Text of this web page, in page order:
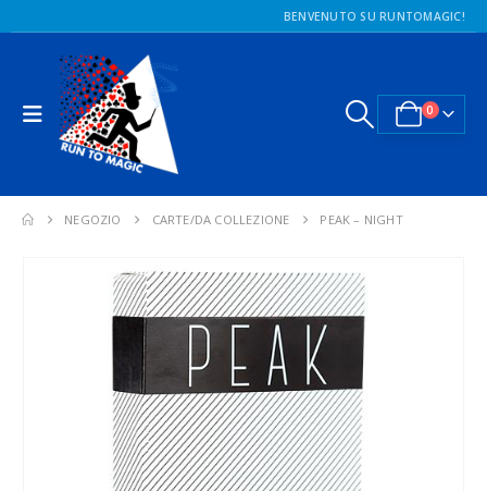
BENVENUTO SU RUNTOMAGIC!
0
NEGOZIO CARTE/DA COLLEZIONE PEAK – NIGHT